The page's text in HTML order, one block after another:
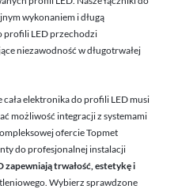
wykonaniem i długą
profili LED przechodzi
niezawodność w długotrwałej
elektronika do profili LEDmusi
możliwość integracji z systemami
ofercie Topmet
do profesjonalnej instalacji
zapewniają trwałość, estetykę i
Wybierz sprawdzone